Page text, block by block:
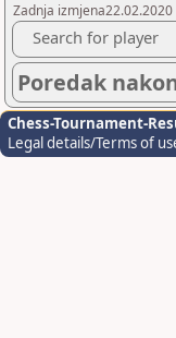
Zadnja
Search for player
Poredak
Chess-Tournament-
Legal details/Terms of